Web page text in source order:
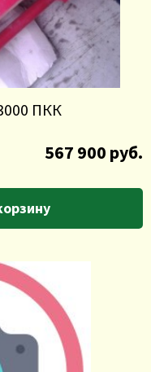
ПКК
567 900 руб.